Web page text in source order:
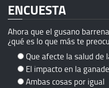
ENCUESTA
Ahora que el gusano
¿qué es lo que más te
Que afecte la salud de
El impacto en la
Ambas cosas por igual